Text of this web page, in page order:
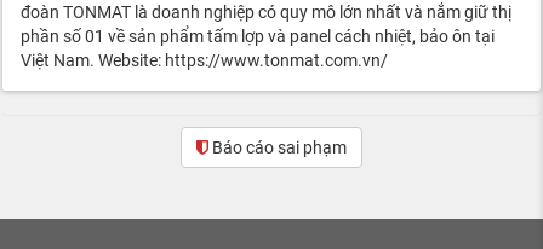
đoàn TONMAT là doanh nghiệp có quy mô lớn nhất và nắm giữ thị
phần số 01 về sản phẩm tấm lợp và panel cách nhiệt, bảo ôn tại
Việt Nam. Website: https://www.tonmat.com.vn/
Báo cáo sai phạm